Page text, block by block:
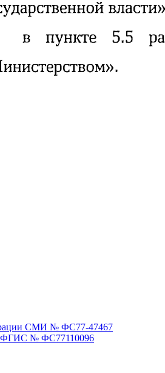
СМИ № ФС77-47467
ФГИС № ФС77110096